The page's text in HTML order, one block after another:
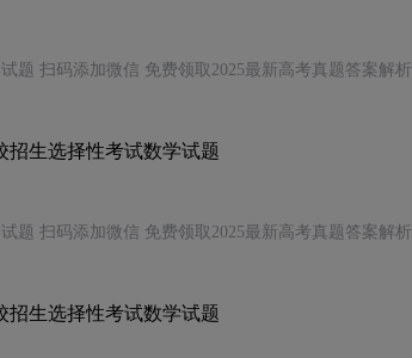
题 扫码添加微信 免费领取2025最新高考真题答案解析
招生选择性考试数学试题
题 扫码添加微信 免费领取2025最新高考真题答案解析
招生选择性考试数学试题